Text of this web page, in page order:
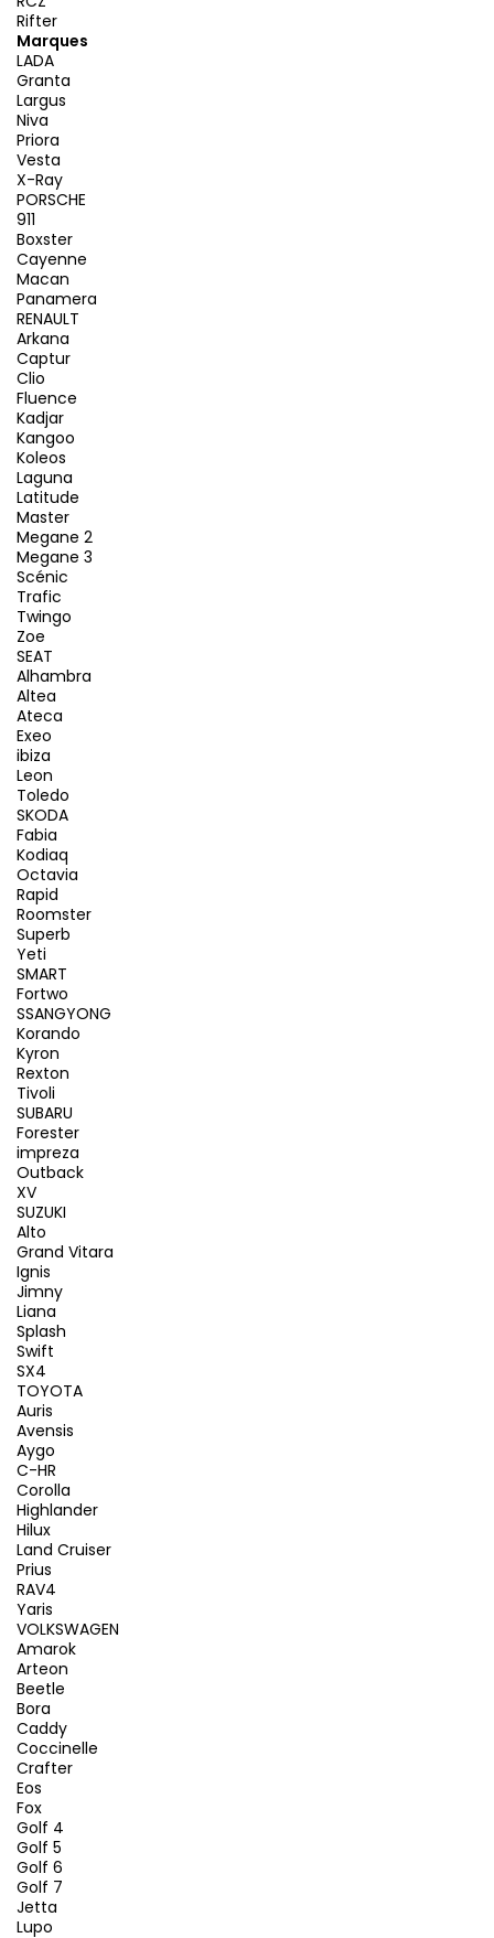
Rifter
Marques
LADA
Granta
Largus
Niva
Priora
Vesta
X-Ray
PORSCHE
911
Boxster
Cayenne
Macan
Panamera
RENAULT
Arkana
Captur
Clio
Fluence
Kadjar
Kangoo
Koleos
Laguna
Latitude
Master
Megane 2
Megane 3
Scénic
Trafic
Twingo
Zoe
SEAT
Alhambra
Altea
Ateca
Exeo
ibiza
Leon
Toledo
SKODA
Fabia
Kodiaq
Octavia
Rapid
Roomster
Superb
Yeti
SMART
Fortwo
SSANGYONG
Korando
Kyron
Rexton
Tivoli
SUBARU
Forester
impreza
Outback
XV
SUZUKI
Alto
Grand Vitara
Ignis
Jimny
Liana
Splash
Swift
SX4
TOYOTA
Auris
Avensis
Aygo
C-HR
Corolla
Highlander
Hilux
Land Cruiser
Prius
RAV4
Yaris
VOLKSWAGEN
Amarok
Arteon
Beetle
Bora
Caddy
Coccinelle
Crafter
Eos
Fox
Golf 4
Golf 5
Golf 6
Golf 7
Jetta
Lupo